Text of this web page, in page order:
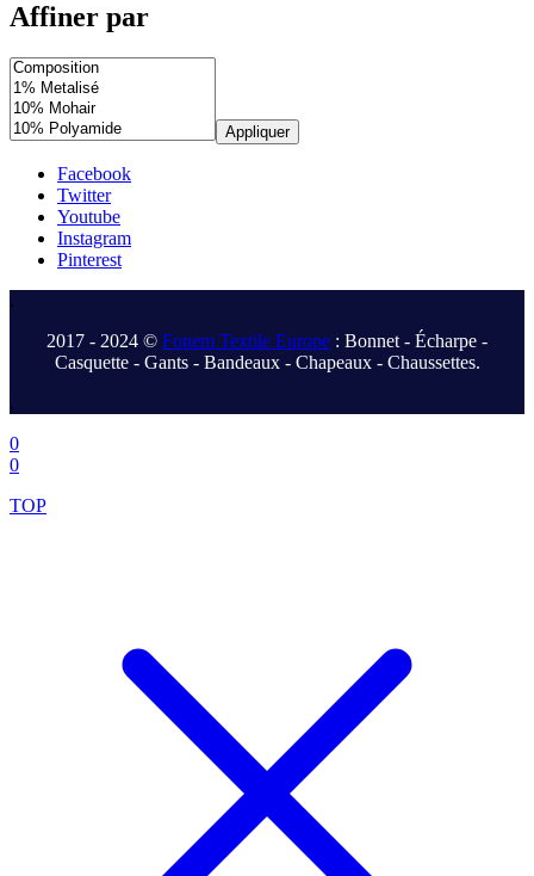
Affiner par
Appliquer
Facebook
Twitter
Youtube
Instagram
Pinterest
.
2017 - 2024 © Fonem Textile Europe : Bonnet - Écharpe -
Casquette - Gants - Bandeaux - Chapeaux - Chaussettes.
.
0
0
TOP